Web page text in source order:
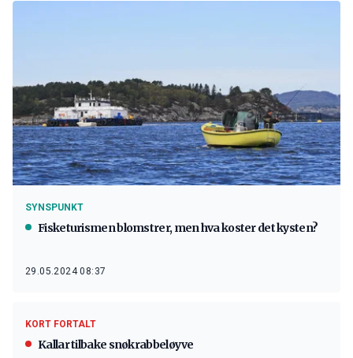
SYNSPUNKT
Fisketurismen blomstrer, men hva koster det kysten?
29.05.2024 08:37
KORT FORTALT
Kallar tilbake snøkrabbeløyve